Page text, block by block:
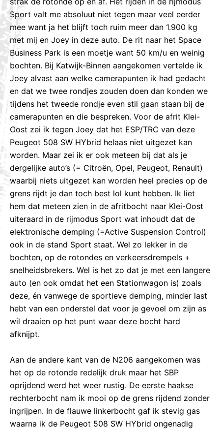
Sport valt me absoluut niet tegen maar veel eerder
mee want ja het blijft toch ruim meer dan 1.900 kg
met mij en Joey in deze auto. De rit naar het Space
Business Park is een moetje want 50 km/u en weinig
bochten. Bij Katwijk-Binnen aangekomen vertelde ik
Joey alvast aan welke camerapunten ik had gedacht
en dat we twee rondjes zouden doen dan konden we
tijdens het tweede rondje even stil gaan staan bij de
camerapunten en die bespreken. Voor de afrit Klei-
Oost zei ik tegen Joey dat het ESP/TRC van deze
Peugeot 508 SW HYbrid helaas niet uitgezet kan
worden. Maar zei ik er ook meteen bij dat als je
dergelijke auto’s (= Citroën, Opel, Peugeot, Renault)
waarbij niets uitgezet kan worden heel precies op de
grens rijdt je dan toch best lol kunt hebben. Ik liet
hem dat meteen zien in de afritbocht naar Klei-Oost
uiteraard in de rijmodus Sport wat inhoudt dat de
elektronische demping (=Active Suspension Control)
ook in de stand Sport staat. Wel zo lekker in de
bochten, op de rotondes en verkeersdrempels +
snelheidsbrekers. Wel is het zo dat je met een langere
auto (en ook omdat het een Stationwagon is) zoals
deze, én vanwege de sportieve demping, minder last
hebt van een onderstel dat voor je gevoel om zijn as
wil draaien op het punt waar deze bocht hard
afknijpt.
Aan de andere kant van de N206 aangekomen was
het op de rotonde redelijk druk maar het SBP
oprijdend werd het weer rustig. De eerste haakse
rechterbocht nam ik mooi op de grens rijdend zonder
ingrijpen. In de flauwe linkerbocht gaf ik stevig gas
waarna ik de Peugeot 508 SW HYbrid ongenadig